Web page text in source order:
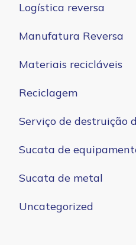
Logística reversa
Manufatura Reversa
Materiais recicláveis
Reciclagem
Serviço de destruição
Sucata de
Sucata de metal
Uncategorized